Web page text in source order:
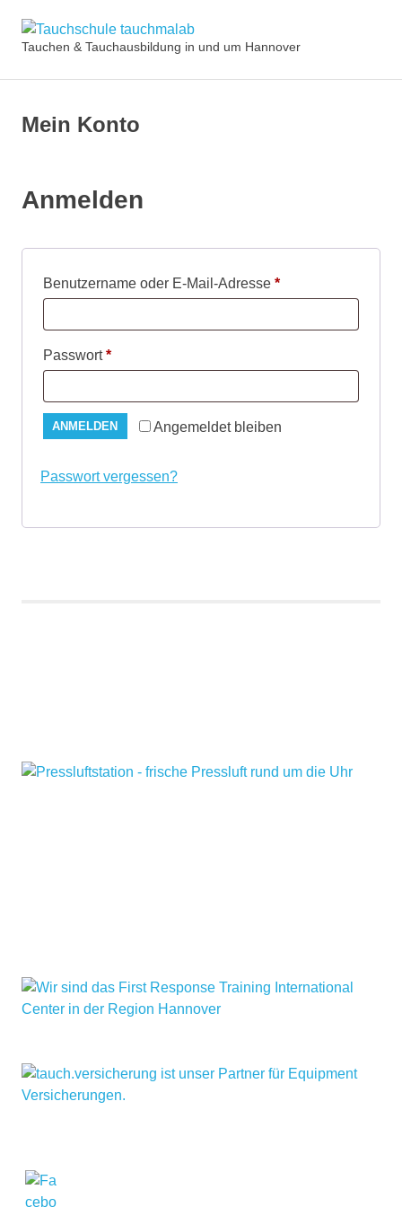
Inhalt
springen
Tauchschule
tauchmalab
Tauchen & Tauchausbildung in und um Hannover
Mein Konto
Anmelden
Benutzername oder E-Mail-Adresse *Erforderlich
Passwort*Erforderlich
Angemeldet bleiben
ANMELDEN
Passwort vergessen?